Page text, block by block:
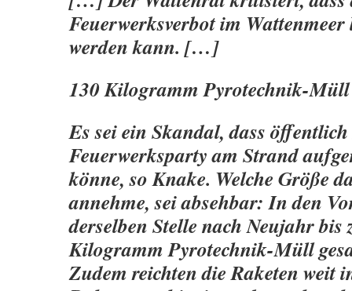
Feuerwerksverbot im
werden kann. […]
130 Kilogramm Pyrotechnik-Müll
Es sei ein Skandal, dass
Feuerwerksparty am Strand
könne, so Knake. Welche Größe
annehme, sei absehbar: In den
derselben Stelle nach Neujahr bis
Kilogramm Pyrotechnik-Müll
Zudem reichten die Raketen weit